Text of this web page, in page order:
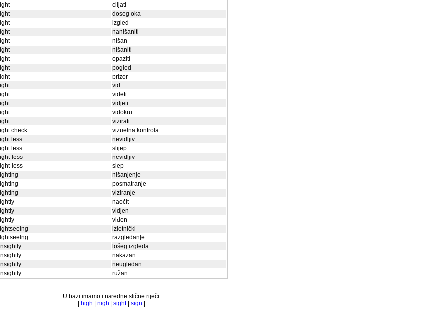
ciljati
doseg oka
izgled
nanišaniti
nišan
nišaniti
opaziti
pogled
prizor
vid
videti
vidjeti
vidokru
vizirati
check
vizuelna kontrola
less
nevidljiv
less
slijep
less
nevidljiv
less
slep
nišanjenje
posmatranje
viziranje
naočit
vidjen
viđen
izletnički
razgledanje
lošeg izgleda
nakazan
neugledan
ružan
U bazi imamo i naredne slične riječi:
high nigh sight| sign